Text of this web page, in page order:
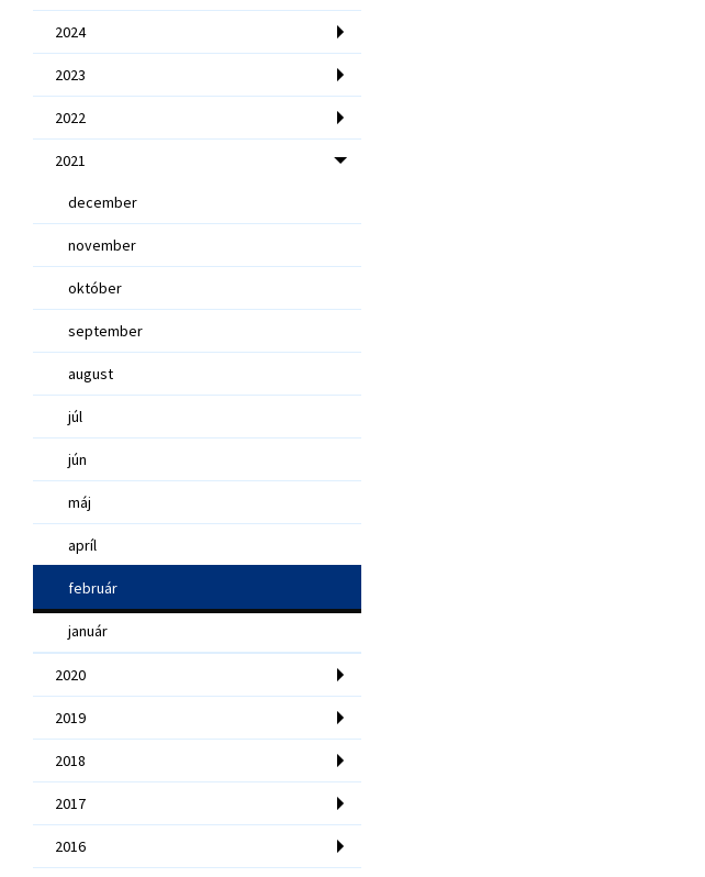
2024
2023
2022
2021
december
november
október
september
august
júl
jún
máj
apríl
február
január
2020
2019
2018
2017
2016